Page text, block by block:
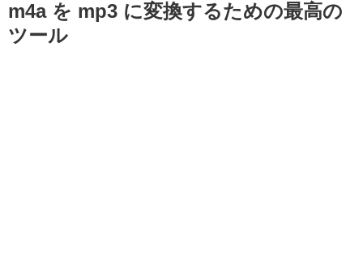
m4a を mp3 に変換するための最高の
ツール